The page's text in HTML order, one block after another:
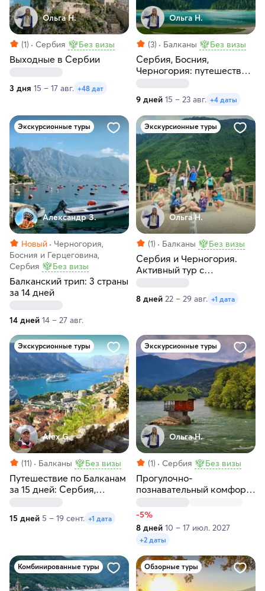
Ольга Н.
(1) Сербия Без визы
Выходные в Сербии
3 дня 15 – 17 авг. +48 дат
Ольга Н.
(3) Балканы Без визы
Сербия, Босния,
Черногория: путешествие
9 дней 15 – 23 авг. +4 даты
Экскурсионные туры
Александр З.
Новый
Черногория,
Босния и Герцеговина,
Сербия
Без визы
Балканский трип: 3 страны
за 14 дней
14 дней 14 – 27 авг.
Экскурсионные туры
Ольга Н.
(1) Балканы Без визы
Сербия и Черногория.
Активный тур с
коттеджах
8 дней 22 – 29 авг. +1 дата
Экскурсионные туры
Alex G.
(11) Балканы Без визы
Путешествие по Балканам
за 15 дней: Сербия,
Черногория
15 дней 5 – 19 сент. +1 дата
Экскурсионные туры
Ольга Н.
(1) Сербия Без визы
Прогулочно-
познавательный комфорт-
-5%
8 дней 10 – 17 июл. 2027
+2 даты
Комбинированные туры Обзорные туры